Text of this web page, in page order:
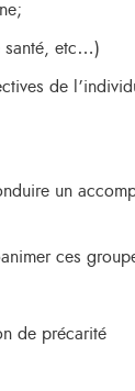
santé, etc…)
de
un
ces
de précarité